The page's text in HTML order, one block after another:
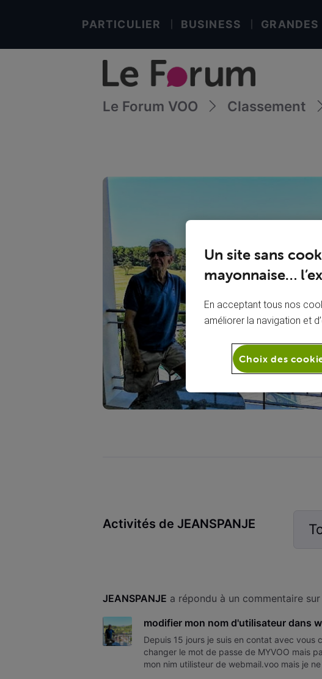
PARTICULIER BUSINESS
Le Forum VOO Classement
Activités de JEANSPANJE
JEANSPANJE a répondu à un commentaire
modifier mon nom d'utilisateur dans
Depuis 15 jours je suis en contat avec vous
changer le mot de passe de MYVOO mais
mon nim utilisteur de webmail.voo mais je
Un site sans
mayonnaise…
En acceptant tous nos
améliorer la navigation et
Choix des